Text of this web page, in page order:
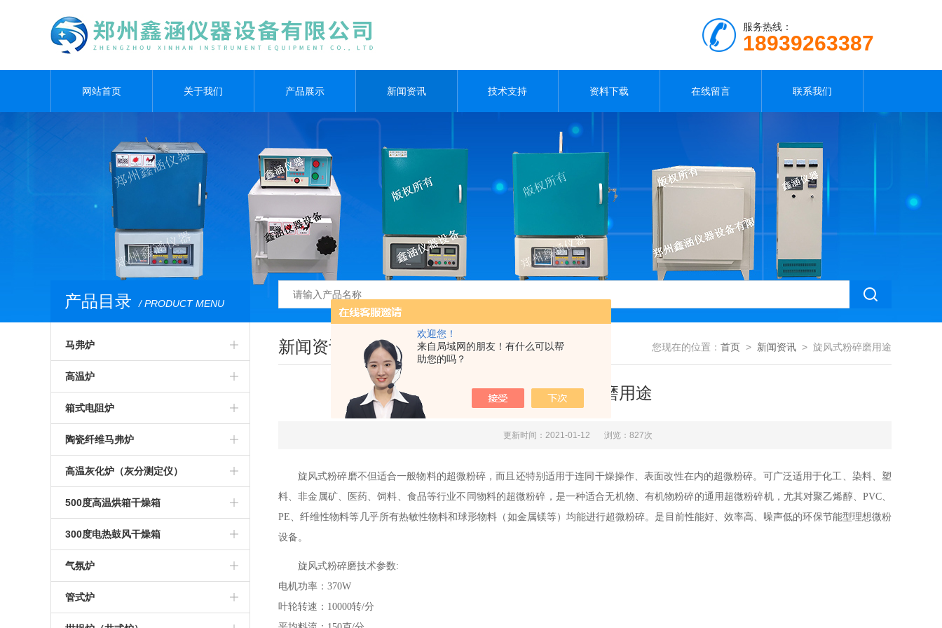
欢迎您！
来自局域网的朋友！有什么可以帮
助您的吗？
服务热线：
18939263387
网站首页 关于我们 产品展示 新闻资讯 技术支持 资料下载 在线留言 联系我们
产品目录 / PRODUCT MENU
马弗炉
智能马弗炉
高温马弗炉
箱式马弗炉
节能马弗炉
工业马弗炉
一体马弗炉
实验室马弗炉
可编程马弗炉
硅碳棒马弗炉
高温炉
箱式预热炉
智能高温炉
工业高温炉
箱式高温炉
高温实验炉
高温加热炉
高温煅烧炉
硅碳棒高温炉
箱式电阻炉
高温箱式炉
智能箱式炉
箱式沾火炉
高温箱式电阻炉
中温箱式电阻炉
工业箱式电阻炉
高温保温箱式炉
陶瓷纤维马弗炉
氧化锆烧结炉
陶瓷纤维箱式炉
陶瓷纤维高温炉
陶瓷纤维箱式电阻炉
陶瓷纤维高温电阻炉
1000度陶瓷纤维马弗炉
高温灰化炉（灰分测定仪）
高温灰化炉
灰分测定仪
煤炭灰分测定仪
塑料灰分测定仪
石油灰分测定仪
500度高温烘箱干燥箱
500度高温烘箱
300度电热鼓风干燥箱
烘箱
鼓风干燥箱
气氛炉
高温气氛炉
管式炉
新闻资讯 您现在的位置： 首页 > 新闻资讯 > 旋风式粉碎磨用途
旋风式粉碎磨用途
更新时间：2021-01-12 浏览：827次
旋风式粉碎磨不但适合一般物料的超微粉碎，而且还特别适用于连同干燥操作、表面改性在内的超微粉碎。可广泛适用于化工、染料、塑
料、非金属矿、医药、饲料、食品等行业不同物料的超微粉碎，是一种适合无机物、有机物粉碎的通用超微粉碎机，尤其对聚乙烯醇、 PVC、
PE、纤维性物料等几乎所有热敏性物料和球形物料（如金属镁等）均能进行超微粉碎。是目前性能好、效率高、噪声低的环保节能型理想微粉
设备。
旋风式粉碎磨技术参数:
电机功率： 370W
叶轮转速： 10000转/分